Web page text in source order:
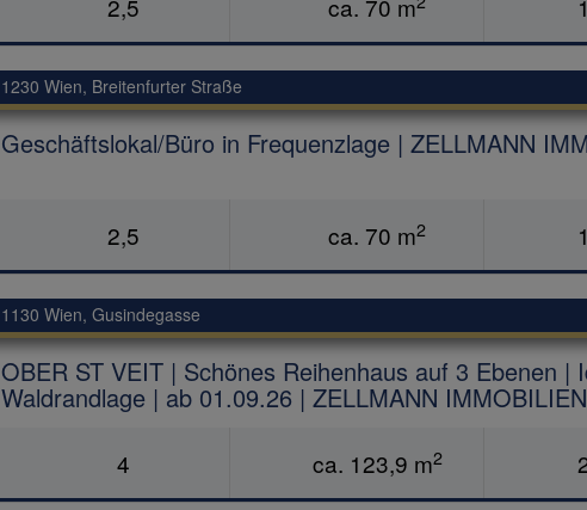
2,5 ca. 70 m
Geschäftslokal/Büro in Frequenzlage | ZELLMANN
1230 Wien, Breitenfurter Straße
2,5 ca. 70 m2
OBER ST VEIT | Schönes Reihenhaus auf 3 Ebenen |
Waldrandlage | ab 01.09.26 | ZELLMANN IMMOBILIEN
1130 Wien, Gusindegasse
4 ca. 123,9 m2